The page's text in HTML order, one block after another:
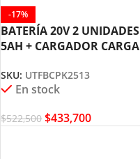
-17%
BATERÍA 20V 2 UNIDADES
5AH + CARGADOR CARGA
SKU: UTFBCPK2513
En stock
$522,500 $433,700